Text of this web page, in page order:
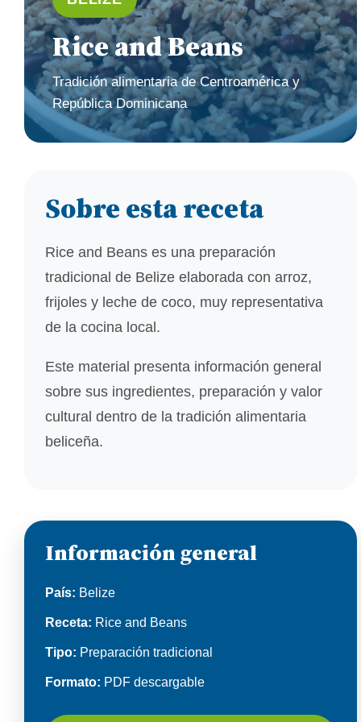
Rice and Beans
Tradición alimentaria de Centroamérica y
República Dominicana
Sobre esta receta
Rice and Beans es una preparación
tradicional de Belize elaborada con arroz,
frijoles y leche de coco, muy representativa
de la cocina local.
Este material presenta información general
sobre sus ingredientes, preparación y valor
cultural dentro de la tradición alimentaria
beliceña.
Información general
País: Belize
Receta: Rice and Beans
Tipo: Preparación tradicional
Formato: PDF descargable